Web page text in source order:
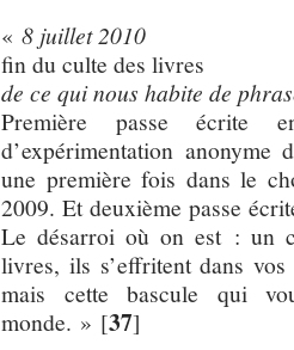
«8 juillet 2010
fin du culte des livres
de ce qui nous habite de
Première passe
d’expérimentation anonyme
une première fois dans le
2009. Et deuxième passe
Le désarroi où on est : un
livres, ils s’effritent dans
mais cette bascule qui
monde. » [37]